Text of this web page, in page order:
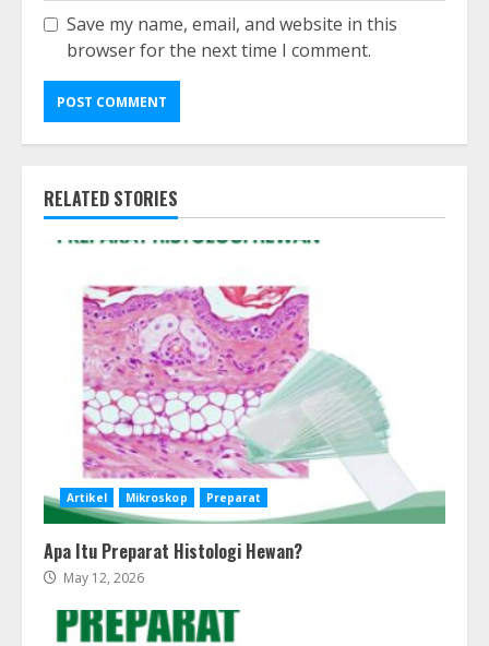
Save my name, email, and website in this
browser for the next time I comment.
RELATED STORIES
Artikel Mikroskop Preparat
Apa Itu Preparat Histologi Hewan?
May 12, 2026